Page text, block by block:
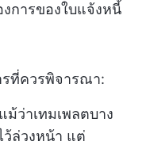
การของใบแจ้งหนี้
รที่ควรพิจารณา:
แม้ว่าเทมเพลตบาง
ล่วงหน้า แต่